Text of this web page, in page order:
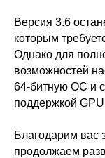
Версия 3.6
которым
Однако для
возможностей
64-битную ОС и
поддержкой
Благодарим вас
продолжаем